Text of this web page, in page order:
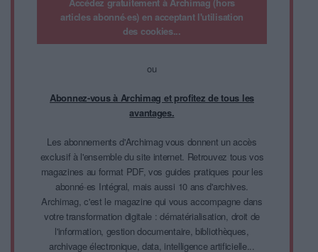
articles abonné·es) en acceptant l'utilisation
des cookies...
ou
Abonnez-vous à Archimag et profitez de tous les
avantages.
Les abonnements d'Archimag vous donnent un accès
exclusif à l'ensemble du site internet. Retrouvez tous vos
magazines au format PDF, vos guides pratiques pour les
abonné·es Intégral, mais aussi 10 ans d'archives.
Archimag, c'est le magazine qui vous accompagne dans
votre transformation digitale : dématérialisation, droit de
l'information, gestion documentaire, bibliothèques,
archivage électronique, data, intelligence artificielle...